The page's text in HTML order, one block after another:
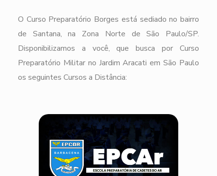
O Curso Preparatório Borges está sediado no bairro
de Santana, na Zona Norte de São Paulo/SP.
Disponibilizamos a você, que busca por Curso
Preparatório Militar no Jardim Aracati em São Paulo
os seguintes Cursos a Distância: